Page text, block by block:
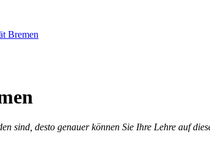
Bremen
sind, desto genauer können Sie Ihre Lehre auf